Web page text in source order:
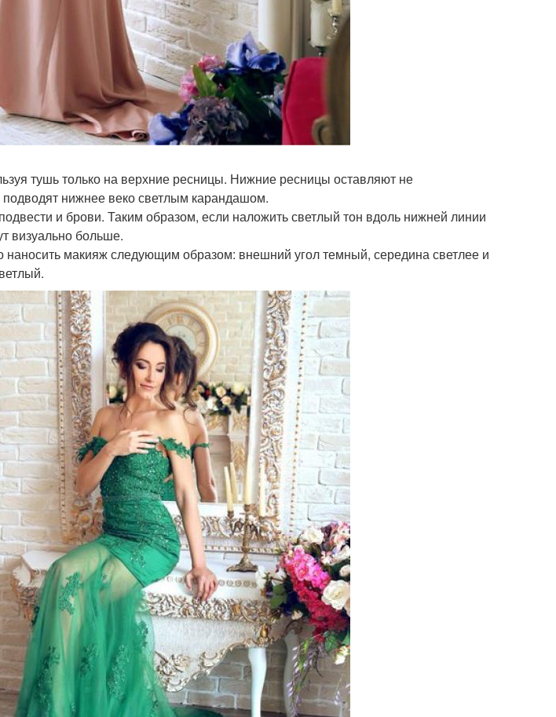
тушь только на верхние ресницы. Нижние ресницы оставляют не
нижнее веко светлым карандашом.
и брови. Таким образом, если наложить светлый тон вдоль нижней линии
визуально больше.
наносить макияж следующим образом: внешний угол темный, середина светлее и